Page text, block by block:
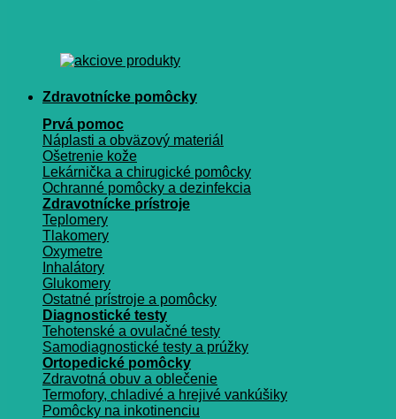
Zdravotnícke pomôcky
Prvá pomoc
Náplasti a obväzový materiál
Ošetrenie kože
Lekárnička a chirugické pomôcky
Ochranné pomôcky a dezinfekcia
Zdravotnícke prístroje
Teplomery
Tlakomery
Oxymetre
Inhalátory
Glukomery
Ostatné prístroje a pomôcky
Diagnostické testy
Tehotenské a ovulačné testy
Samodiagnostické testy a prúžky
Ortopedické pomôcky
Zdravotná obuv a oblečenie
Termofory, chladivé a hrejivé vankúšiky
Pomôcky na inkotinenciu